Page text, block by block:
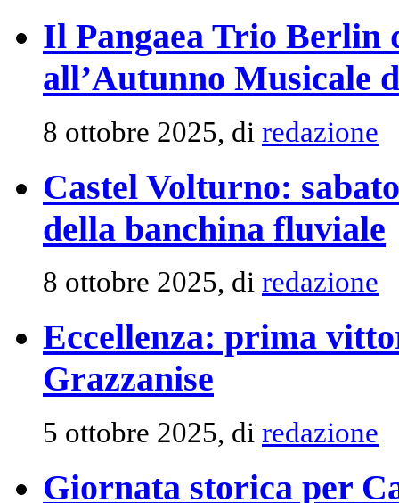
Il Pangaea Trio
all’Autunno Musicale
8 ottobre 2025, di redazione
Castel Volturno:
della banchina fluviale
8 ottobre 2025, di redazione
Eccellenza: prima
Grazzanise
5 ottobre 2025, di redazione
Giornata storica per